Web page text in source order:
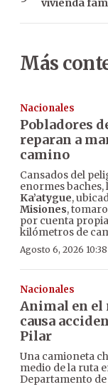
vivienda
Más
Nacionales
Pobladores
reparan a
camino
Cansados del
enormes
Ka’atygue,
Misiones,
por cuenta
kilómetros de
Agosto 6, 2026 10:38
Nacionales
Animal en el
causa
Pilar
Una camioneta
medio de la ruta
Departamento de